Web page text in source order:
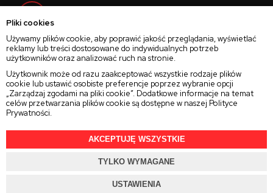
Pliki cookies
Używamy plików cookie, aby poprawić jakość przeglądania, wyświetlać
reklamy lub treści dostosowane do indywidualnych potrzeb
użytkowników oraz analizować ruch na stronie.
Użytkownik może od razu zaakceptować wszystkie rodzaje plików
cookie lub ustawić osobiste preferencje poprzez wybranie opcji
„Zarządzaj zgodami na pliki cookie”. Dodatkowe informacje na temat
celów przetwarzania plików cookie są dostępne w naszej Polityce
Prywatności.
AKCEPTUJĘ WSZYSTKIE
TYLKO WYMAGANE
USTAWIENIA
Instagram
Twitter
2025 © Wszelkie Prawa ZastrzeżoneRajsoczewek.pl